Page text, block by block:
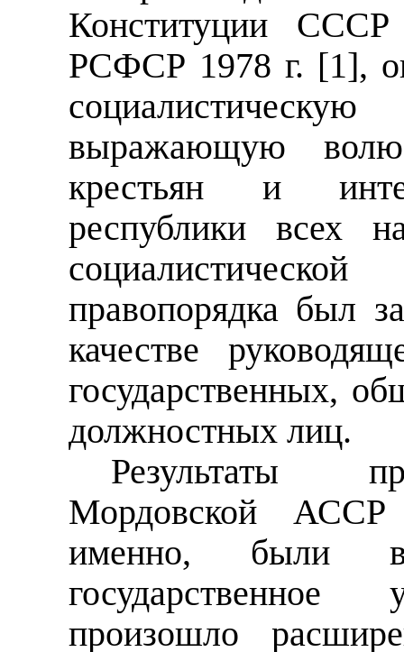
Конституции
РСФСР 1978 г. [1],
выражающую
крестьян и
республики всех
правопорядка был
качестве
государственных,
должностных лиц.
Результаты
Мордовской
именно, были
государственное
произошло